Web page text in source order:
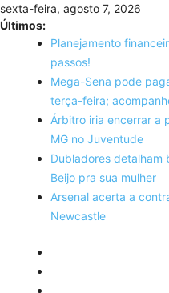
Skip
to
content
sexta-feira, agosto 7, 2026
Últimos:
Planejamento
passos!
Mega-Sena pode
terça-feira;
Árbitro iria encerrar a
MG no Juventude
Dubladores
Beijo pra sua mulher
Arsenal acerta a
Newcastle